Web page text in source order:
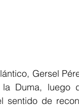
Gersel
Duma, luego
sentido de